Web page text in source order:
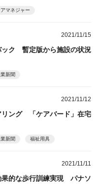
マネジャー
2021/11/15
ック 暫定版から施設の状況
新聞
2021/11/12
リング 「ケアバード」在宅
新聞 福祉用具
2021/11/11
果的な歩行訓練実現 パナソ